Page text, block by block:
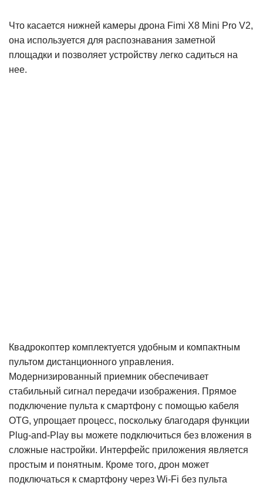
Что касается нижней камеры дрона Fimi X8 Mini Pro V2,
она используется для распознавания заметной
площадки и позволяет устройству легко садиться на
нее.
Квадрокоптер комплектуется удобным и компактным
пультом дистанционного управления.
Модернизированный приемник обеспечивает
стабильный сигнал передачи изображения. Прямое
подключение пульта к смартфону с помощью кабеля
OTG, упрощает процесс, поскольку благодаря функции
Plug-and-Play вы можете подключиться без вложения в
сложные настройки. Интерфейс приложения является
простым и понятным. Кроме того, дрон может
подключаться к смартфону через Wi-Fi без пульта